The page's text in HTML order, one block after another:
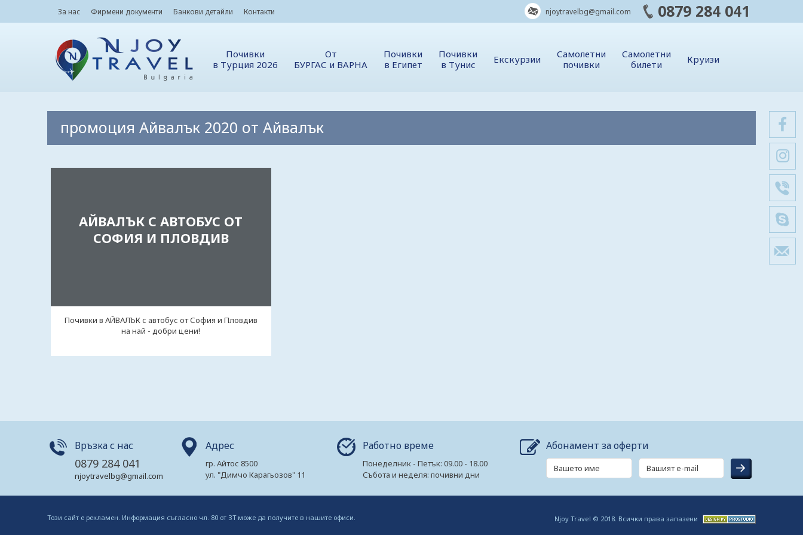
За нас Фирмени документи Банкови детайли Контакти 0879 284 041
njoytravelbg@gmail.com
Почивки
в Турция 2026
От
БУРГАС и ВАРНА
Почивки
в Египет
Почивки
в Тунис
Екскурзии
Самолетни
почивки
Самолетни
билети
Круизи
промоция Айвалък 2020 от Айвалък
АЙВАЛЪК С АВТОБУС ОТ
СОФИЯ И ПЛОВДИВ
Почивки в АЙВАЛЪК с автобус от София и Пловдив
на най - добри цени!
Връзка с нас
0879 284 041
njoytravelbg@gmail.com
Адрес
гр. Айтос 8500
ул. "Димчо Карагьозов" 11
Работно време
Понеделник - Петък: 09.00 - 18.00
Събота и неделя: почивни дни
Абонамент за оферти
Този сайт е рекламен. Информация съгласно чл. 80 от ЗТ може да получите в нашите офиси. Njoy Travel © 2018. Всички права запазени